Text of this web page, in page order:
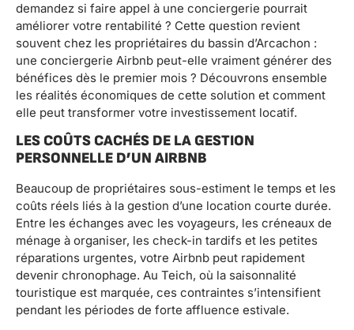
demandez si faire appel à une conciergerie pourrait
améliorer votre rentabilité ? Cette question revient
souvent chez les propriétaires du bassin d’Arcachon :
une conciergerie Airbnb peut-elle vraiment générer des
bénéfices dès le premier mois ? Découvrons ensemble
les réalités économiques de cette solution et comment
elle peut transformer votre investissement locatif.
LES COÛTS CACHÉS DE LA GESTION
PERSONNELLE D’UN AIRBNB
Beaucoup de propriétaires sous-estiment le temps et les
coûts réels liés à la gestion d’une location courte durée.
Entre les échanges avec les voyageurs, les créneaux de
ménage à organiser, les check-in tardifs et les petites
réparations urgentes, votre Airbnb peut rapidement
devenir chronophage. Au Teich, où la saisonnalité
touristique est marquée, ces contraintes s’intensifient
pendant les périodes de forte affluence estivale.